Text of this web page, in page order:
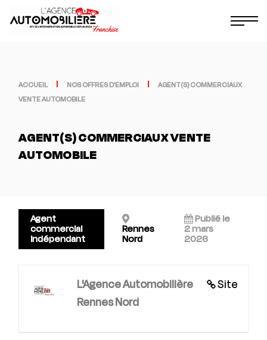
ACCUEIL NOS OFFRES D’EMPLOI
AGENT(S) COMMERCIAUX
VENTE AUTOMOBILE
AGENT(S) COMMERCIAUX VENTE
AUTOMOBILE
Agent
commercial
indépendant
Rennes
Nord
Publié le
2 mars
2026
Site
L'Agence Automobilière
Rennes Nord